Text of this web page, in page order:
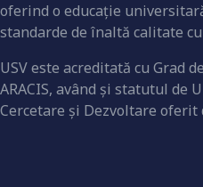
oferind o educaţie
standarde de înaltă calitate
USV este acreditată cu Grad
ARACIS, având şi statutul de
Cercetare şi Dezvoltare oferit